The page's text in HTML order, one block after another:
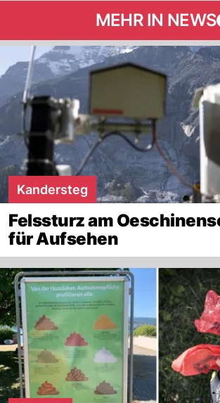
MEHR IN NEWS
Kandersteg
Felssturz am
für Aufsehen